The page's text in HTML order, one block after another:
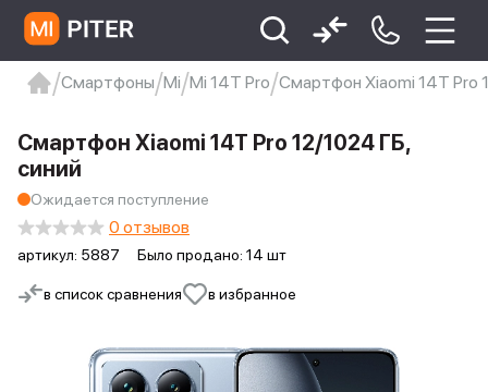
Xiaomi 9 про
xiaomi redmi 12c
Смартфоны Mi Mi 14T Pro Смартфон Xiaomi 14T Pro
в список сравнения в избранное
Смартфон Xiaomi 14T Pro 12/1024 ГБ,
синий
Ожидается поступление
артикул: 5887 Было продано: 14 шт
0 отзывов